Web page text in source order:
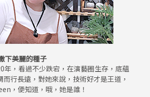
下美麗的種子
年，看過不少跌宕，在演藝圈生存，底蘊
而行長遠，對她來說，技術好才是王道，
，便知道，哦，她是誰！